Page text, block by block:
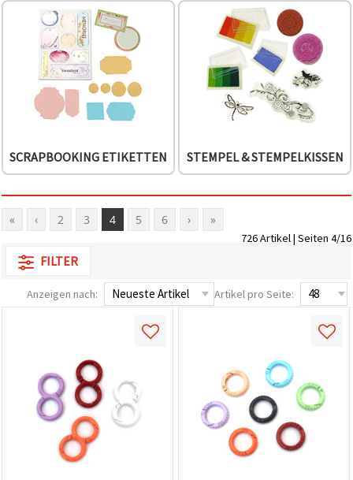
SCRAPBOOKING ETIKETTEN STEMPEL & STEMPELKISSEN
« ‹ 2 3 4 5 6 › »
726 Artikel | Seiten 4/16
FILTER
Anzeigen nach: Artikel pro Seite: